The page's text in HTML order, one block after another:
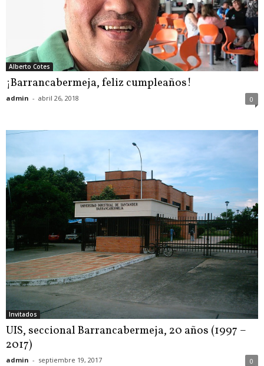
Alberto Cotes
¡Barrancabermeja, feliz cumpleaños!
admin - abril 26, 2018 0
Invitados
UIS, seccional Barrancabermeja, 20 años (1997 –
2017)
admin - septiembre 19, 2017 0